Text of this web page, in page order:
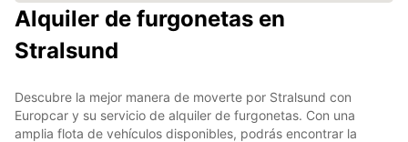
Alquiler de furgonetas en
Stralsund
Descubre la mejor manera de moverte por Stralsund con
Europcar y su servicio de alquiler de furgonetas. Con una
amplia flota de vehículos disponibles, podrás encontrar la